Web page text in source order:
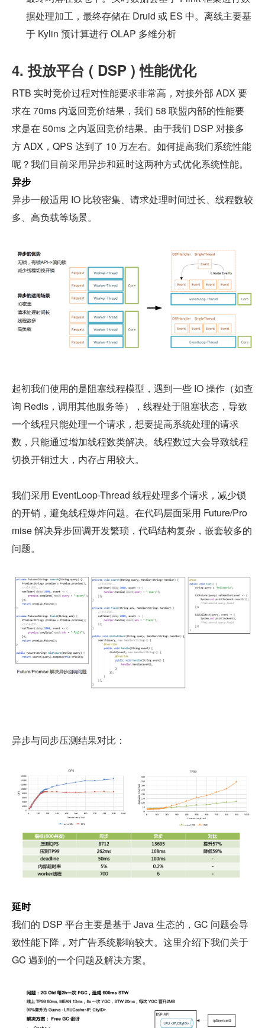
据处理加工，最终存储在 Druid 或 ES 中。离线主要基
于 Kylin 预计算进行 OLAP 多维分析
4. 投放平台 ( DSP ) 性能优化
RTB 实时竞价过程对性能要求非常高，对接外部 ADX 要
求在 70ms 内返回竞价结果，我们 58 联盟内部的性能要
求是在 50ms 之内返回竞价结果。由于我们 DSP 对接多
方 ADX，QPS 达到了 10 万左右。如何提高我们系统性能
呢？我们目前采用异步和延时这两种方式优化系统性能。
异步
异步一般适用 IO 比较密集、请求处理时间过长、线程数较
多、高负载等场景。
起初我们使用的是阻塞线程模型，遇到一些 IO 操作（如查
询 Redis，调用其他服务等），线程处于阻塞状态，导致
一个线程只能处理一个请求，想要提高系统处理的请求
数，只能通过增加线程数类解决。线程数过大会导致线程
切换开销过大，内存占用较大。
我们采用 EventLoop-Thread 线程处理多个请求，减少锁
的开销，避免线程爆炸问题。在代码层面采用 Future/Pro
mise 解决异步回调开发繁琐，代码结构复杂，嵌套较多的
问题。
异步与同步压测结果对比：
延时
我们的 DSP 平台主要是基于 Java 生态的，GC 问题会导
致性能下降，对广告系统影响较大。这里介绍下我们关于
GC 遇到的一个问题及解决方案。